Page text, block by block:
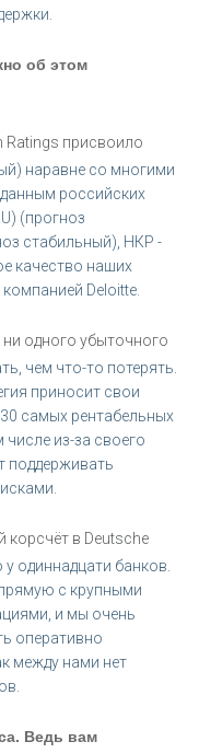
об этом
Ratings присвоило
наравне со многими
российских
(прогноз
стабильный), НКР -
качество наших
Deloitte.
одного убыточного
чем что-то потерять.
приносит свои
самых рентабельных
из-за своего
поддерживать
корсчёт в Deutsche
одиннадцати банков.
с крупными
и мы очень
оперативно
между нами нет
Ведь вам